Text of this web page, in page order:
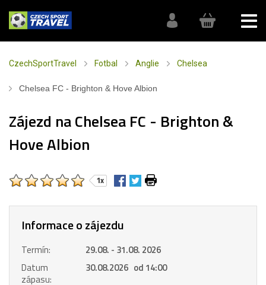
CzechSportTravel Fotbal Anglie Chelsea
Chelsea FC - Brighton & Hove Albion
Zájezd na Chelsea FC - Brighton &
Hove Albion
1x
Informace o zájezdu
Termín:
29.08. - 31.08. 2026
Datum
zápasu:
30.08.2026 od 14:00